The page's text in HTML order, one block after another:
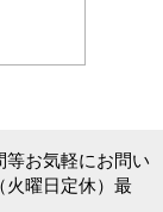
等お気軽にお問い
曜日定休）最